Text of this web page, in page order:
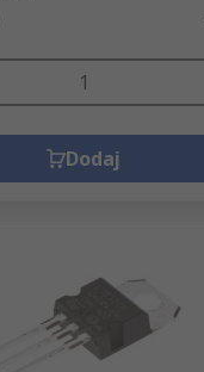
Dodaj